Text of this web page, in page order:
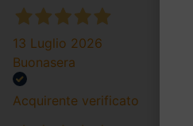
13 Luglio 2026
Buonasera
Acquirente verificato